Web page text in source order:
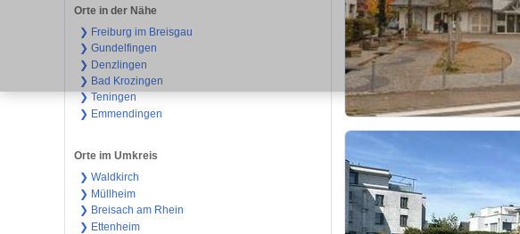
Orte in der Nähe
❯ Freiburg im Breisgau
❯ Gundelfingen
❯ Denzlingen
❯ Bad Krozingen
❯ Teningen
❯ Emmendingen
Orte im Umkreis
❯ Waldkirch
❯ Müllheim
❯ Breisach am Rhein
❯ Ettenheim